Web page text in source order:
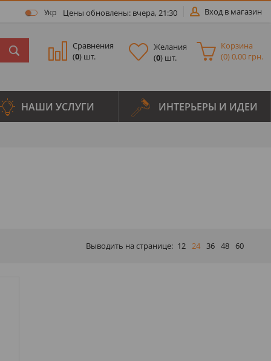
Цены обновлены: вчера, 21:30 Вход в магазин
Укр
Сравнения
(0) шт.
Желания
(0) шт.
Корзина
(0)0,00 грн.
НАШИ УСЛУГИ ИНТЕРЬЕРЫ И ИДЕИ
Выводить на странице: 12 24 36 48 60